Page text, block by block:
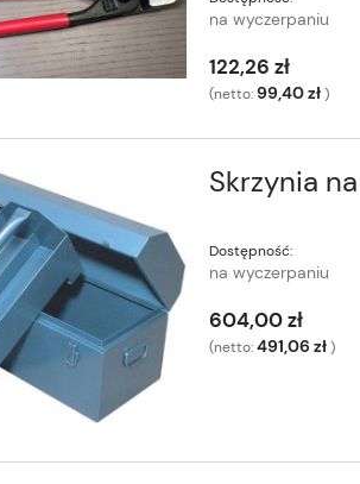
na wyczerpaniu
122,26 zł
(netto:99,40 zł)
Skrzynia
Dostępność:
na wyczerpaniu
604,00 zł
(netto:491,06 zł)